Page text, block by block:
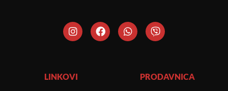
I
n
s
g
r
F
a
c
W
h
a
V
i
b
LINKOVI PRODAVNICA